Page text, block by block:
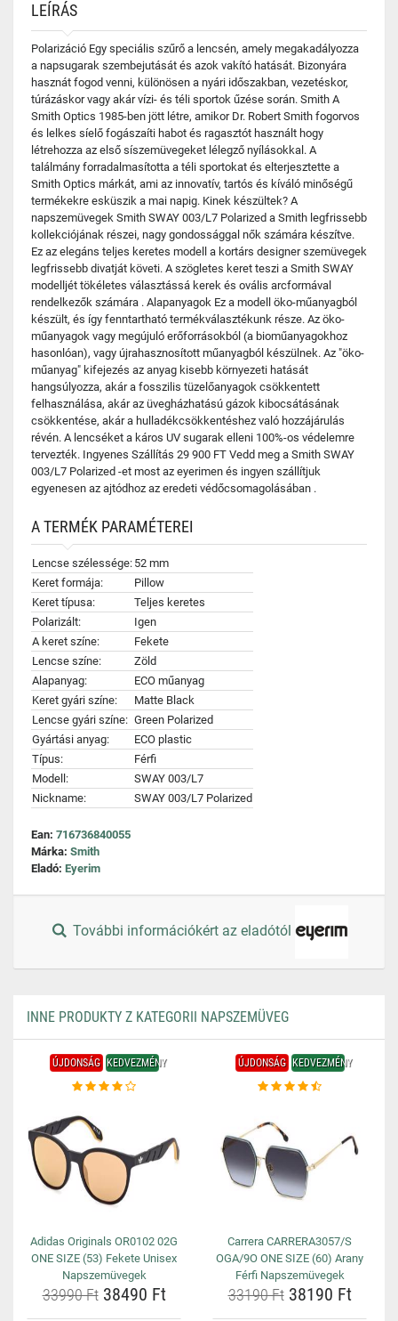
LEÍRÁS
Polarizáció Egy speciális szűrő a lencsén, amely megakadályozza
a napsugarak szembejutását és azok vakító hatását. Bizonyára
hasznát fogod venni, különösen a nyári időszakban, vezetéskor,
túrázáskor vagy akár vízi- és téli sportok űzése során. Smith A
Smith Optics 1985-ben jött létre, amikor Dr. Robert Smith fogorvos
és lelkes síelő fogászaíti habot és ragasztót használt hogy
létrehozza az első síszemüvegeket lélegző nyílásokkal. A
találmány forradalmasította a téli sportokat és elterjesztette a
Smith Optics márkát, ami az innovatív, tartós és kíváló minőségű
termékekre esküszik a mai napig. Kinek készültek? A
napszemüvegek Smith SWAY 003/L7 Polarized a Smith legfrissebb
kollekciójának részei, nagy gondossággal nők számára készítve.
Ez az elegáns teljes keretes modell a kortárs designer szemüvegek
legfrissebb divatját követi. A szögletes keret teszi a Smith SWAY
modelljét tökéletes választássá kerek és ovális arcformával
rendelkezők számára . Alapanyagok Ez a modell öko-műanyagból
készült, és így fenntartható termékválasztékunk része. Az öko-
műanyagok vagy megújuló erőforrásokból (a bioműanyagokhoz
hasonlóan), vagy újrahasznosított műanyagból készülnek. Az "öko-
műanyag" kifejezés az anyag kisebb környezeti hatását
hangsúlyozza, akár a fosszilis tüzelőanyagok csökkentett
felhasználása, akár az üvegházhatású gázok kibocsátásának
csökkentése, akár a hulladékcsökkentéshez való hozzájárulás
révén. A lencséket a káros UV sugarak elleni 100%-os védelemre
tervezték. Ingyenes Szállítás 29 900 FT Vedd meg a Smith SWAY
003/L7 Polarized -et most az eyerimen és ingyen szállítjuk
egyenesen az ajtódhoz az eredeti védőcsomagolásában .
A TERMÉK PARAMÉTEREI
Lencse szélessége: 52 mm
Keret formája:
Pillow
Keret típusa:
Teljes keretes
Polarizált:
Igen
A keret színe:
Fekete
Lencse színe:
Zöld
Alapanyag:
ECO műanyag
Keret gyári színe:
Matte Black
Lencse gyári színe: Green Polarized
Gyártási anyag:
ECO plastic
Típus:
Férfi
Modell:
SWAY 003/L7
Nickname:
SWAY 003/L7 Polarized
Ean: 716736840055
Márka: Smith
Eladó: Eyerim
További információkért az eladótól
INNE PRODUKTY Z KATEGORII NAPSZEMÜVEG
ÚJDONSÁG KEDVEZMÉNY
Adidas Originals OR0102 02G
ONE SIZE (53) Fekete Unisex
Napszemüvegek
33990 Ft38490 Ft
ÚJDONSÁG KEDVEZMÉNY
Carrera CARRERA3057/S
OGA/9O ONE SIZE (60) Arany
Férfi Napszemüvegek
33190 Ft38190 Ft